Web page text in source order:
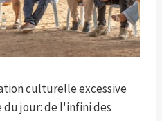
culturelle excessive
jour: de l'infini des